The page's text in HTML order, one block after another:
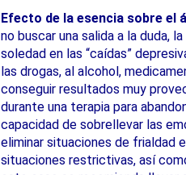
Efecto de la esencia sobre el
no buscar una salida a la duda,
soledad en las “caídas”
las drogas, al alcohol,
conseguir resultados muy
durante una terapia para
capacidad de sobrellevar las
eliminar situaciones de frialdad
situaciones restrictivas, así